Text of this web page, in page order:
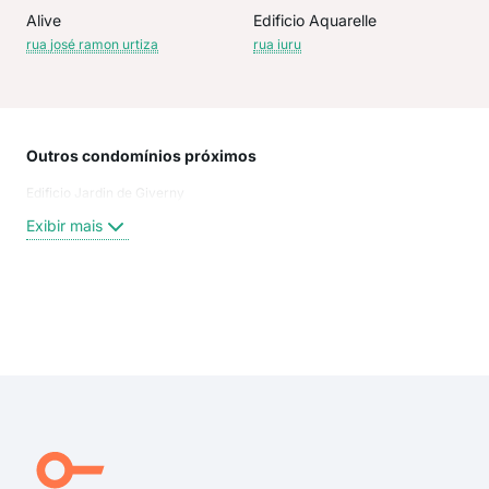
Alive
rua josé ramon urtiza
Edificio Aquarelle
rua iuru
Outros condomínios próximos
Edificio Jardin de Giverny
Exibir mais